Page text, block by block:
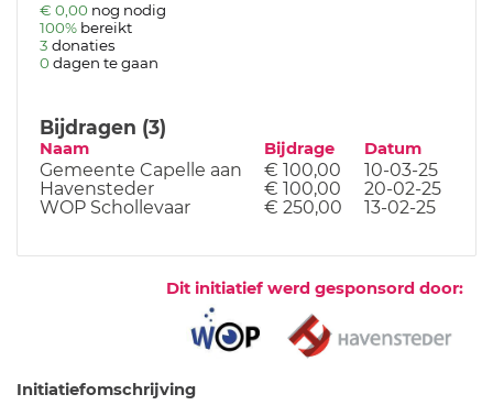
€ 0,00 nog nodig
100% bereikt
3 donaties
0 dagen te gaan
Bijdragen (3)
Naam Bijdrage Datum
Gemeente Capelle aan € 100,00
10-03-25
Havensteder
€ 100,00
20-02-25
WOP Schollevaar
€ 250,00 13-02-25
Dit initiatief werd gesponsord door:
Initiatiefomschrijving